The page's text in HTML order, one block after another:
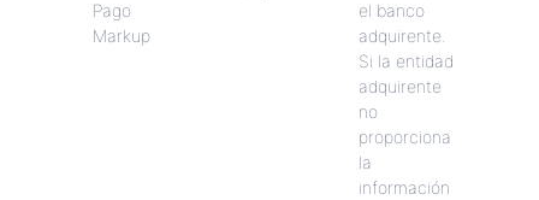
Pago
Markup
el banco
adquirente
Si la entidad
adquirente
no
proporciona
la
información